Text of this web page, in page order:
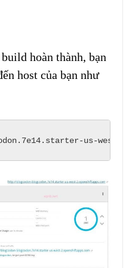
hoàn thành, bạn
host của bạn như
us-west-